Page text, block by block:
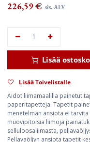
226,59€ sis. ALV
Lisää
Lisää Toivelistalle
Aidot liimamaalilla painetut
paperitapetteja. Tapetit
menetelmän ansiota ei
muovipitoisia liimoja
selluloosaliimasta,
Pellavaöljyn ansiota tapetit